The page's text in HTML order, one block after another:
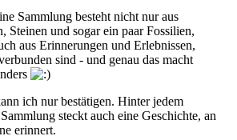
Sammlung besteht nicht nur aus
Steinen und sogar ein paar Fossilien,
aus Erinnerungen und Erlebnissen,
sind - und genau das macht
ich nur bestätigen. Hinter jedem
steckt auch eine Geschichte, an
erinnert.